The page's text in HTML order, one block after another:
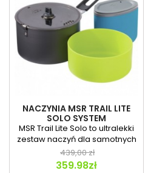
NACZYNIA MSR TRAIL LITE
SOLO SYSTEM
MSR Trail Lite Solo to ultralekki
zestaw naczyń dla samotnych
wędrowców i...
439,00 zł
359.98zł